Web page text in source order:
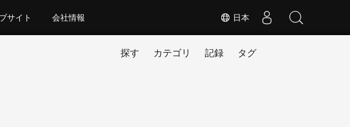
日本
サイト 会社情報
探す カテゴリ 記録 タグ